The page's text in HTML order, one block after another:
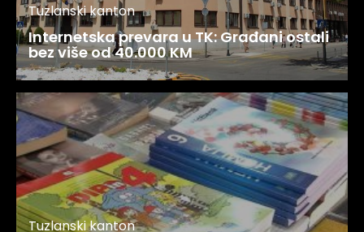
Tuzlanski kanton
Internetska prevara u TK: Građani ostali
bez više od 40.000 KM
Tuzlanski kanton